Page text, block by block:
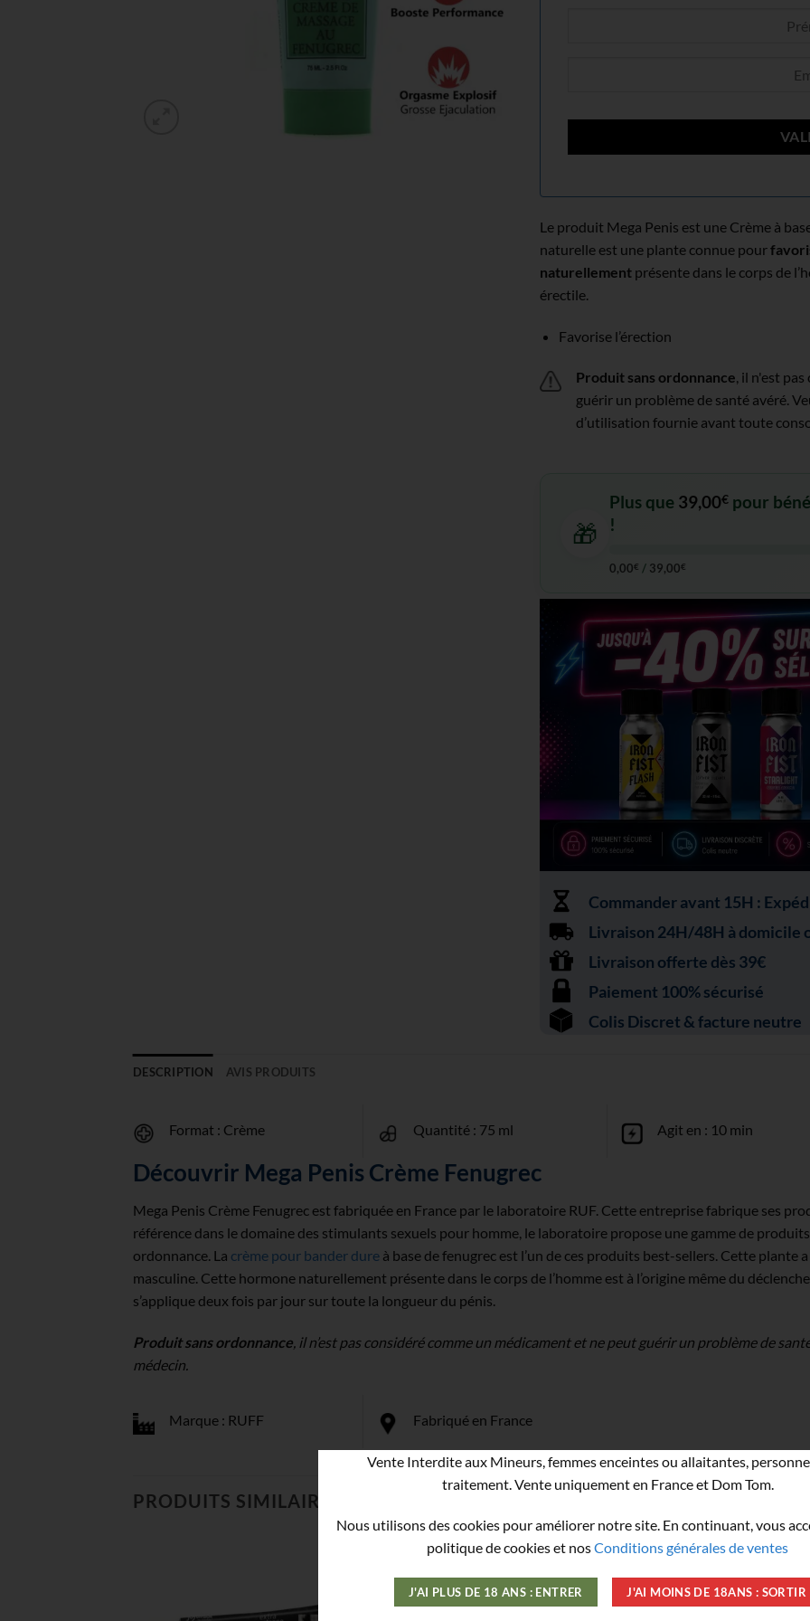
Le produit Mega Penis est une Crème à
naturelle est une plante connue pour
naturellement présente dans le corps de
érectile.
Favorise l’érection
Produit sans ordonnance, il n'est
guérir un problème de santé avéré.
d’utilisation fournie avant toute
🎁
Plus que 39,00€ pour
!
0,00€ / 39,00€
Commander avant 15H :
Livraison 24H/48H à domicile
Livraison offerte dès 39€
Paiement 100% sécurisé
Colis Discret & facture neutre
DESCRIPTION AVIS PRODUITS
Format : Crème Quantité : 75 ml Agit en : 10 min
Découvrir Mega Penis Crème Fenugrec
Mega Penis Crème Fenugrec est fabriquée en France par le laboratoire RUF. Cette entreprise fabrique ses
référence dans le domaine des stimulants sexuels pour homme, le laboratoire propose une gamme de
ordonnance. La crème pour bander dure à base de fenugrec est l’un de ces produits best-sellers. Cette plante
masculine. Cette hormone naturellement présente dans le corps de l’homme est à l’origine même du
s’applique deux fois par jour sur toute la longueur du pénis.
Produit sans ordonnance, il n’est pas considéré comme un médicament et ne peut guérir un problème de
médecin.
Marque : RUFF Fabriqué en France
PRODUITS SIMILAIRES
-50%
Le Plus Hot !
Vente Interdite aux Mineurs, femmes enceintes ou allaitantes,
traitement. Vente uniquement en France et Dom Tom.
Nous utilisons des cookies pour améliorer notre site. En continuant, vous
politique de cookies et nosConditions générales de ventes
J'AI PLUS DE 18 ANS : ENTRER J'AI MOINS DE 18ANS : SORTIR